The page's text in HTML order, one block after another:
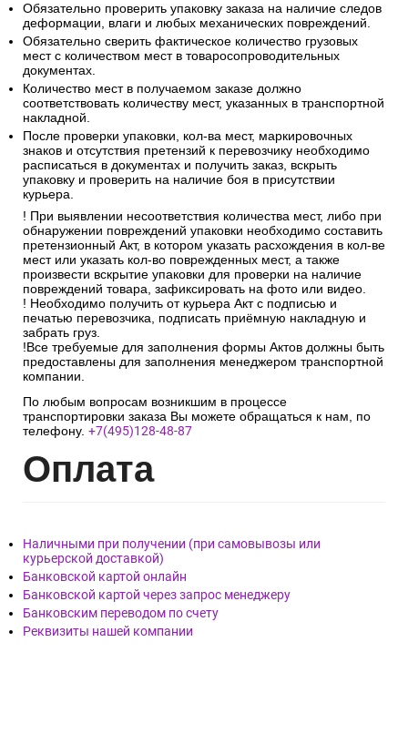
Обязательно проверить упаковку заказа на наличие следов
деформации, влаги и любых механических повреждений.
Обязательно сверить фактическое количество грузовых
мест с количеством мест в товаросопроводительных
документах.
Количество мест в получаемом заказе должно
соответствовать количеству мест, указанных в транспортной
накладной.
После проверки упаковки, кол-ва мест, маркировочных
знаков и отсутствия претензий к перевозчику необходимо
расписаться в документах и получить заказ, вскрыть
упаковку и проверить на наличие боя в присутствии
курьера.
! При выявлении несоответствия количества мест, либо при
обнаружении повреждений упаковки необходимо составить
претензионный Акт, в котором указать расхождения в кол-ве
мест или указать кол-во поврежденных мест, а также
произвести вскрытие упаковки для проверки на наличие
повреждений товара, зафиксировать на фото или видео.
! Необходимо получить от курьера Акт с подписью и
печатью перевозчика, подписать приёмную накладную и
забрать груз.
!Все требуемые для заполнения формы Актов должны быть
предоставлены для заполнения менеджером транспортной
компании.
По любым вопросам возникшим в процессе
транспортировки заказа Вы можете обращаться к нам, по
телефону. +7(495)128-48-87
Оплата
Наличными при получении (при самовывозы или
курьерской доставкой)
Банковской картой онлайн
Банковской картой через запрос менеджеру
Банковским переводом по счету
Реквизиты нашей компании